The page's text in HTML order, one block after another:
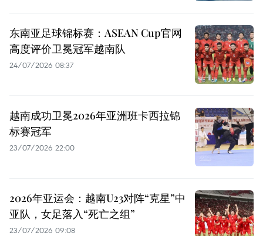
东南亚足球锦标赛：ASEAN Cup官网
高度评价卫冕冠军越南队
24/07/2026 08:37
越南成功卫冕2026年亚洲班卡西拉锦
标赛冠军
23/07/2026 22:00
2026年亚运会：越南U23对阵“克星”中
亚队，女足落入“死亡之组”
23/07/2026 09:08